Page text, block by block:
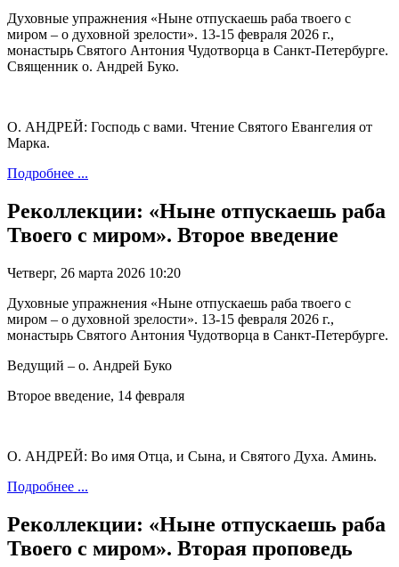
Духовные упражнения «Ныне отпускаешь раба твоего с
миром – о духовной зрелости». 13-15 февраля 2026 г.,
монастырь Святого Антония Чудотворца в Санкт-Петербурге.
Священник о. Андрей Буко.
О. АНДРЕЙ: Господь с вами. Чтение Святого Евангелия от
Марка.
Подробнее ...
Реколлекции: «Ныне отпускаешь раба
Твоего с миром». Второе введение
Четверг, 26 марта 2026 10:20
Духовные упражнения «Ныне отпускаешь раба твоего с
миром – о духовной зрелости». 13-15 февраля 2026 г.,
монастырь Святого Антония Чудотворца в Санкт-Петербурге.
Ведущий – о. Андрей Буко
Второе введение, 14 февраля
О. АНДРЕЙ: Во имя Отца, и Сына, и Святого Духа. Аминь.
Подробнее ...
Реколлекции: «Ныне отпускаешь раба
Твоего с миром». Вторая проповедь